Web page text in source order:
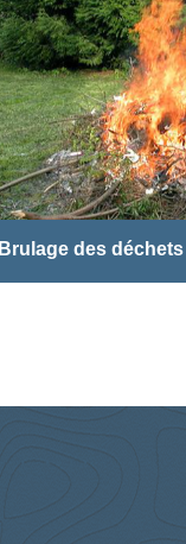
Brulage des